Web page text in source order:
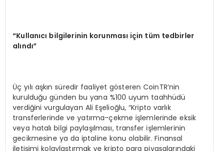
“Kullanıcı bilgilerinin korunması için tüm tedbirler
alındı”
Üç yılı aşkın süredir faaliyet gösteren CoinTR’nin
kurulduğu günden bu yana %100 uyum taahhüdü
verdiğini vurgulayan Ali Eşelioğlu, “Kripto varlık
transferlerinde ve yatırma-çekme işlemlerinde eksik
veya hatalı bilgi paylaşılması, transfer işlemlerinin
gecikmesine ya da iptaline konu olabilir. Finansal
iletişimi kolaylaştırmak ve kripto para piyasalarındaki